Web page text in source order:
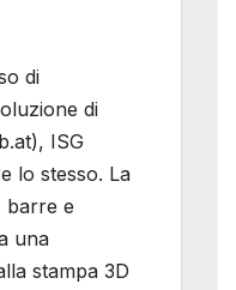
di
di
ISG
lo stesso. La
barre e
una
stampa 3D